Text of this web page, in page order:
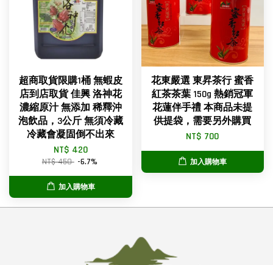
超商取貨限購1桶 無蝦皮
店到店取貨 佳興 洛神花
濃縮原汁 無添加 稀釋沖
泡飲品，3公斤 無須冷藏
冷藏會凝固倒不出來
NT$ 420
NT$ 450 -6.7%
加入購物車
花東嚴選 東昇茶行 蜜香
紅茶茶葉 150g 熱銷冠軍
花蓮伴手禮 本商品未提
供提袋，需要另外購買
NT$ 700
加入購物車